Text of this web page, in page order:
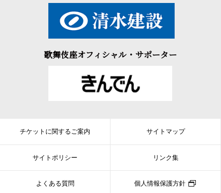
歌舞伎座オフィシャル・サポーター
チケットに関するご案内 サイトマップ
サイトポリシー リンク集
よくある質問 個人情報保護方針